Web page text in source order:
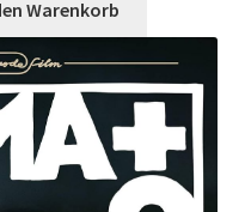
Warenkorb